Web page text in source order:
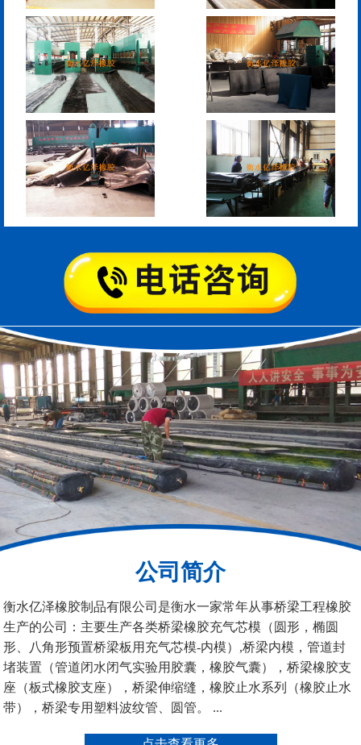
模数式160、240、320伸
缩缝
SF梳型伸缩缝
L型桥梁伸缩缝 Z型桥梁伸缩缝
板式橡胶伸缩缝 C型桥梁伸缩缝
200*25米圆形桥梁气囊 390*14米的圆形充气芯
模
公司简介
衡水亿泽橡胶制品有限公司是衡水一家常年从事桥梁工程橡胶
生产的公司：主要生产各类桥梁橡胶充气芯模（圆形，椭圆
形、八角形预置桥梁板用充气芯模-内模）,桥梁内模，管道封
堵装置（管道闭水闭气实验用胶囊，橡胶气囊），桥梁橡胶支
座（板式橡胶支座），桥梁伸缩缝，橡胶止水系列（橡胶止水
带），桥梁专用塑料波纹管、圆管。 ...